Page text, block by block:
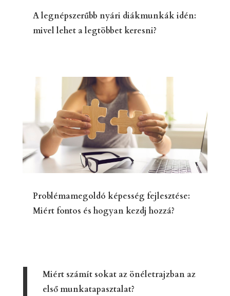
A legnépszerűbb nyári diákmunkák idén:
mivel lehet a legtöbbet keresni?
Problémamegoldó képesség fejlesztése:
Miért fontos és hogyan kezdj hozzá?
Miért számít sokat az önéletrajzban az
első munkatapasztalat?